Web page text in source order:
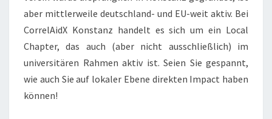
aber mittlerweile deutschland- und EU-weit aktiv. Bei
CorrelAidX Konstanz handelt es sich um ein Local
Chapter, das auch (aber nicht ausschließlich) im
universitären Rahmen aktiv ist. Seien Sie gespannt,
wie auch Sie auf lokaler Ebene direkten Impact haben
können!